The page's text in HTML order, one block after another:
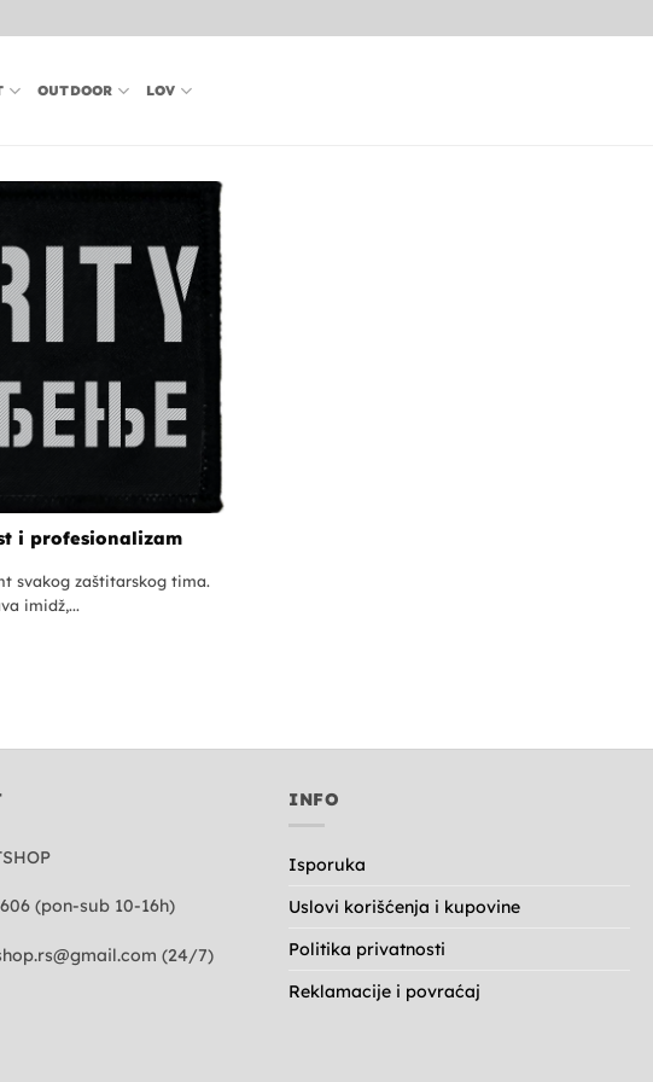
OUTDOOR LOV
i profesionalizam
svakog zaštitarskog tima.
imidž,...
(pon-sub 10-16h)
(24/7)
INFO
Isporuka
Uslovi korišćenja i kupovine
Politika privatnosti
Reklamacije i povraćaj